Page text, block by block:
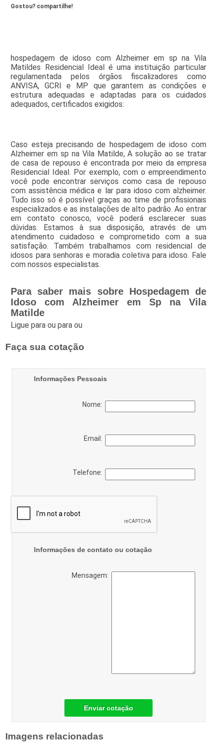
Gostou? compartilhe!
hospedagem de idoso com Alzheimer em sp na Vila
Matildes Residencial Ideal é uma instituição particular
regulamentada pelos órgãos fiscalizadores como
ANVISA, GCRI e MP que garantem as condições e
estrutura adequadas e adaptadas para os cuidados
adequados, certificados exigidos:
Caso esteja precisando de hospedagem de idoso com
Alzheimer em sp na Vila Matilde, A solução ao se tratar
de casa de repouso é encontrada por meio da empresa
Residencial Ideal. Por exemplo, com o empreendimento
você pode encontrar serviços como casa de repouso
com assistência médica e lar para idoso com alzheimer.
Tudo isso só é possível graças ao time de profissionais
especializados e as instalações de alto padrão. Ao entrar
em contato conosco, você poderá esclarecer suas
dúvidas. Estamos à sua disposição, através de um
atendimento cuidadoso e comprometido com a sua
satisfação. Também trabalhamos com residencial de
idosos para senhoras e moradia coletiva para idoso. Fale
com nossos especialistas.
Para saber mais sobre Hospedagem de
Idoso com Alzheimer em Sp na Vila
Matilde
Ligue paraou paraou
Faça sua cotação
Informações Pessoais
Nome:
Email:
Telefone:
Informações de contato ou cotação
Mensagem:
Enviar cotação
Imagens relacionadas